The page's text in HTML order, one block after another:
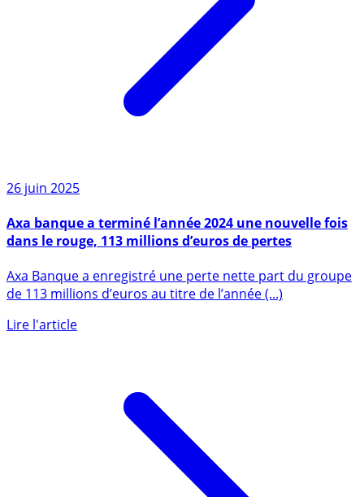
26 juin 2025
dans le rouge, 113 millions d’euros de pertes
de 113 millions d’euros au titre de l’année (...)